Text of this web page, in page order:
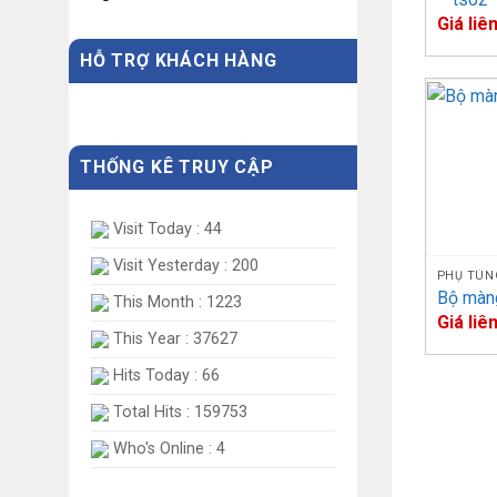
HỖ TRỢ KHÁCH HÀNG
THỐNG KÊ TRUY CẬP
Visit Today : 44
Visit Yesterday : 200
This Month : 1223
This Year : 37627
Hits Today : 66
Total Hits : 159753
Who's Online : 4
Giá
PHỤ
Bộ
Giá